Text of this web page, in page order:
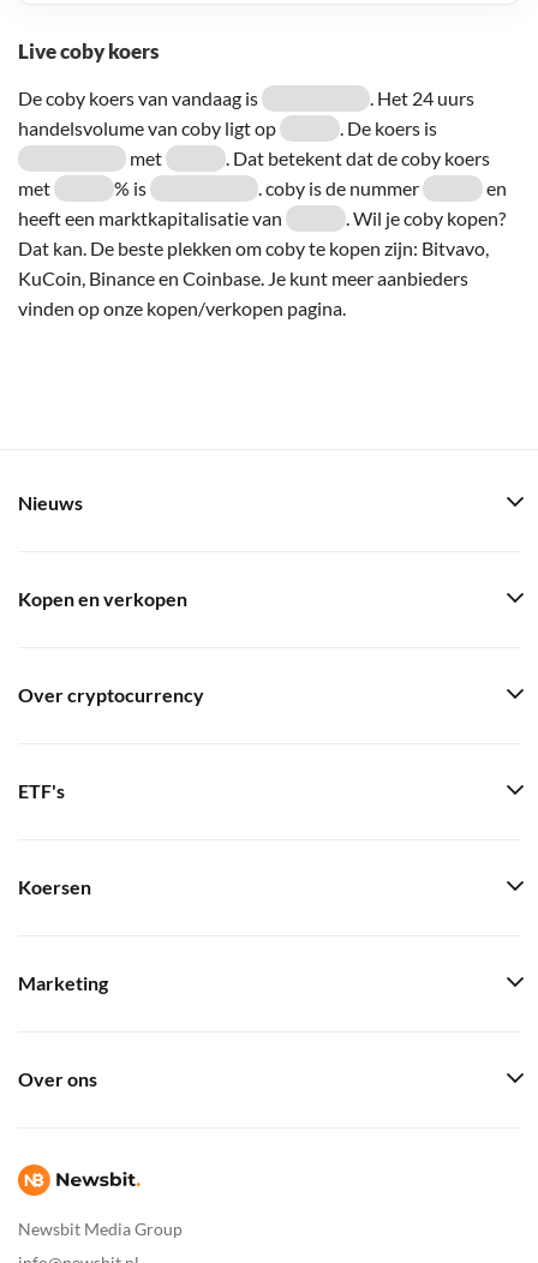
Live coby koers
De coby koers van vandaag is
. Het 24 uurs
handelsvolume van coby ligt op
. De koers is
met
. Dat betekent dat de coby koers
met
% is . coby is de nummer
en
heeft een marktkapitalisatie van
. Wil je coby kopen?
Dat kan. De beste plekken om coby te kopen zijn: Bitvavo,
KuCoin, Binance en Coinbase. Je kunt meer aanbieders
vinden op onze kopen/verkopen pagina.
Newsbit Media Group
Nieuws
Kopen en verkopen
Over cryptocurrency
ETF's
Koersen
Marketing
Over ons